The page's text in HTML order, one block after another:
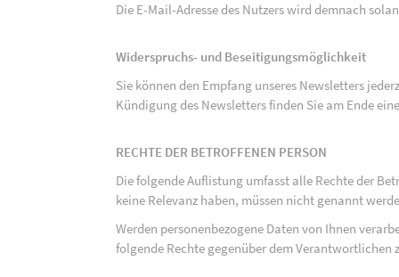
Die E-Mail-Adresse des Nutzers wird demnach
Widerspruchs- und Beseitigungsmöglichkeit
Sie können den Empfang unseres Newsletters
Kündigung des Newsletters finden Sie am Ende
RECHTE DER BETROFFENEN PERSON
Die folgende Auflistung umfasst alle Rechte der
keine Relevanz haben, müssen nicht genannt
Werden personenbezogene Daten von Ihnen
folgende Rechte gegenüber dem Verantwortlichen